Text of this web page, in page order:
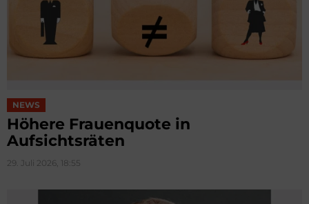
NEWS
Höhere Frauenquote in
Aufsichtsräten
29. Juli 2026, 18:55